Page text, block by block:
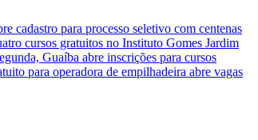
cadastro para processo seletivo com centenas
cursos gratuitos no Instituto Gomes Jardim
Guaíba abre inscrições para cursos
para operadora de empilhadeira abre vagas